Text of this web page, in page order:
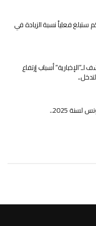
ستبلغ فعلياً نسبة الزيادة في
أسباب إرتفاع
2025..